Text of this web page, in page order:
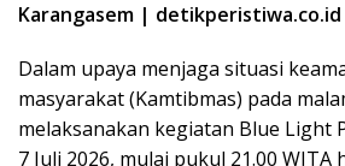
Karangasem | detikperistiwa.co.id
Dalam upaya menjaga situasi
masyarakat (Kamtibmas) pada
melaksanakan kegiatan Blue Light
7 Juli 2026, mulai pukul 21.00 WITA